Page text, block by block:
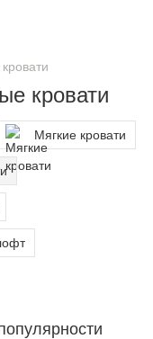
кровати
Мягкие кровати